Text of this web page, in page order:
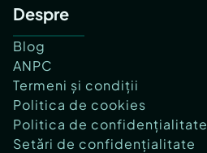
Despre
Blog
ANPC
Termeni și condiții
Politica de cookies
Politica de confidențialitate
Setări de confidențialitate